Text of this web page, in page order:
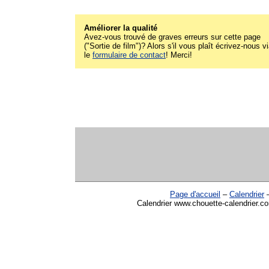
Améliorer la qualité
Avez-vous trouvé de graves erreurs sur cette page
("Sortie de film")? Alors s'il vous plaît écrivez-nous
le formulaire de contact! Merci!
Page d'accueil – Calendrier
Calendrier www.chouette-